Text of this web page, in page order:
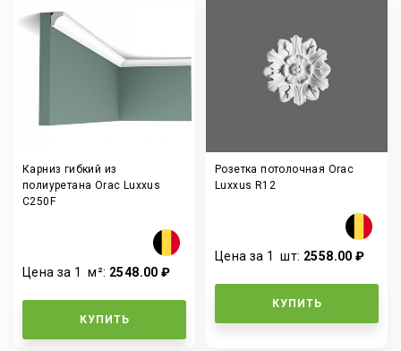
Карниз гибкий из
полиуретана Orac Luxxus
C250F
Цена за 1м²: 2548.00 ₽
КУПИТЬ
Розетка потолочная Orac
Luxxus R12
Цена за 1шт: 2558.00 ₽
КУПИТЬ